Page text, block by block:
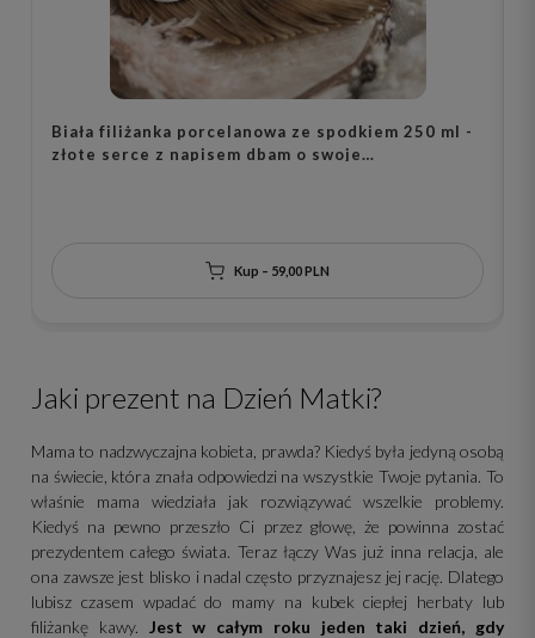
Biała filiżanka porcelanowa ze spodkiem 250 ml -
złote serce z napisem dbam o swoje
Kup – 59,00 PLN
Jaki prezent na Dzień Matki?
Mama to nadzwyczajna kobieta, prawda? Kiedyś była jedyną osobą
na świecie, która znała odpowiedzi na wszystkie Twoje pytania. To
właśnie mama wiedziała jak rozwiązywać wszelkie problemy.
Kiedyś na pewno przeszło Ci przez głowę, że powinna zostać
prezydentem całego świata. Teraz łączy Was już inna relacja, ale
ona zawsze jest blisko i nadal często przyznajesz jej rację. Dlatego
lubisz czasem wpadać do mamy na kubek ciepłej herbaty lub
filiżankę kawy. Jest w całym roku jeden taki dzień, gdy